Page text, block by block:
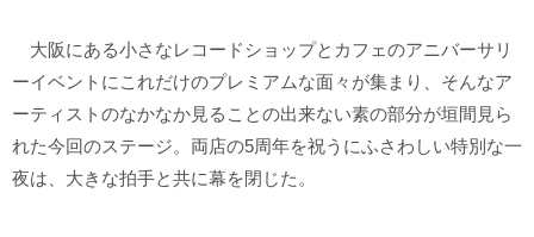
大阪にある小さなレコードショップとカフェのアニバーサリ
ーイベントにこれだけのプレミアムな面々が集まり、そんなア
ーティストのなかなか見ることの出来ない素の部分が垣間見ら
れた今回のステージ。両店の5周年を祝うにふさわしい特別な一
夜は、大きな拍手と共に幕を閉じた。